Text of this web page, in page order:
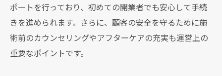
ポートを行っており、初めての開業者でも安心して手続
きを進められます。さらに、顧客の安全を守るために施
術前のカウンセリングやアフターケアの充実も運営上の
重要なポイントです。